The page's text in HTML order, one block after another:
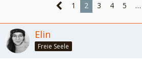
1 2 3 4 5 …
Elin
Freie Seele